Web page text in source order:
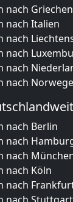
nach
nach Italien
nach
nach
nach
nach
nach Berlin
nach
nach
nach Köln
nach
nach Stuttgart